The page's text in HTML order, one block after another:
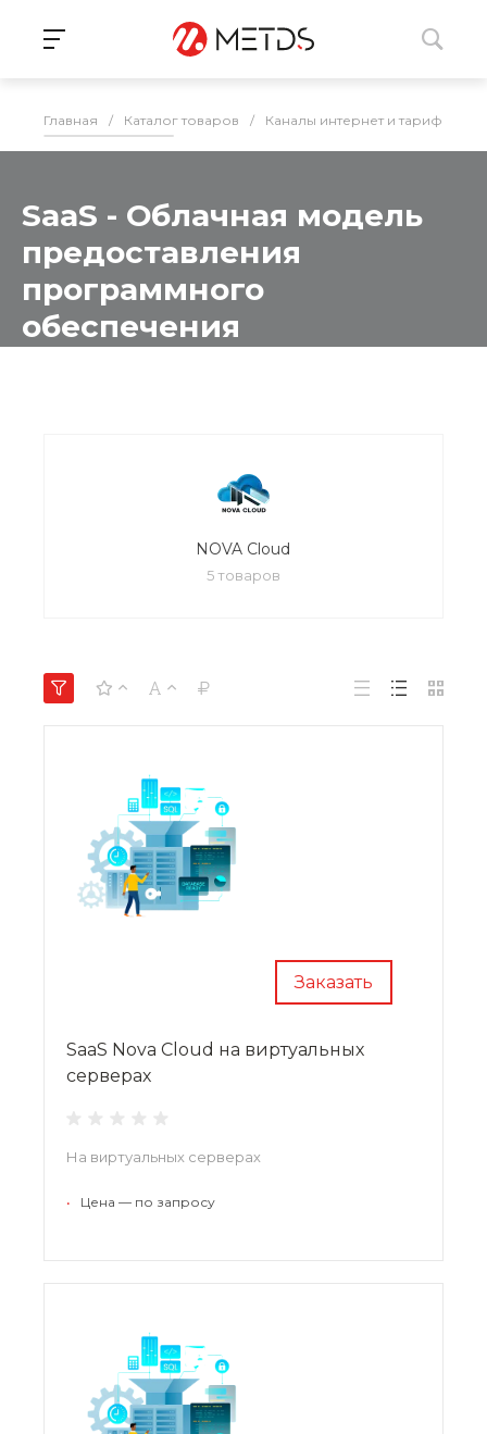
Главная / Каталог товаров / Каналы интернет и
SaaS - Облачная модель
предоставления
программного
обеспечения
NOVA Cloud
5 товаров
Заказать
SaaS Nova Cloud на виртуальных
серверах
На виртуальных серверах
• Цена — по запросу